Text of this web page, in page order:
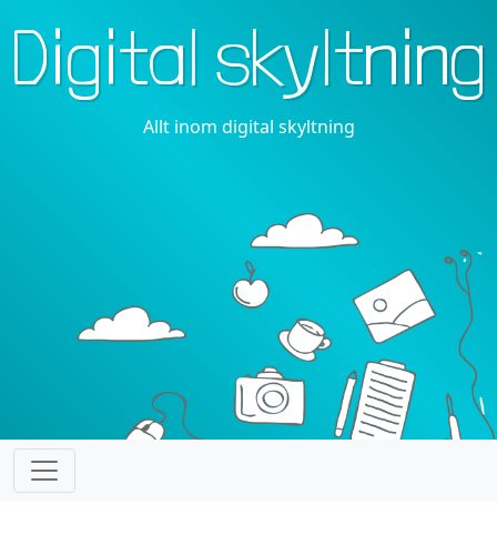
Digital skyltning
Allt inom digital skyltning